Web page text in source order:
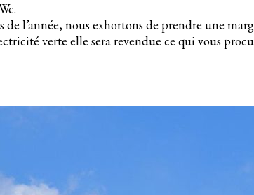
l’année, nous exhortons de prendre une
verte elle sera revendue ce qui vous